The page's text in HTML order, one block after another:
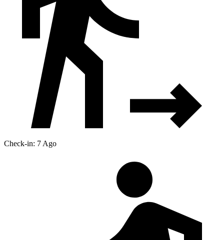
Check-in: 7 Ago